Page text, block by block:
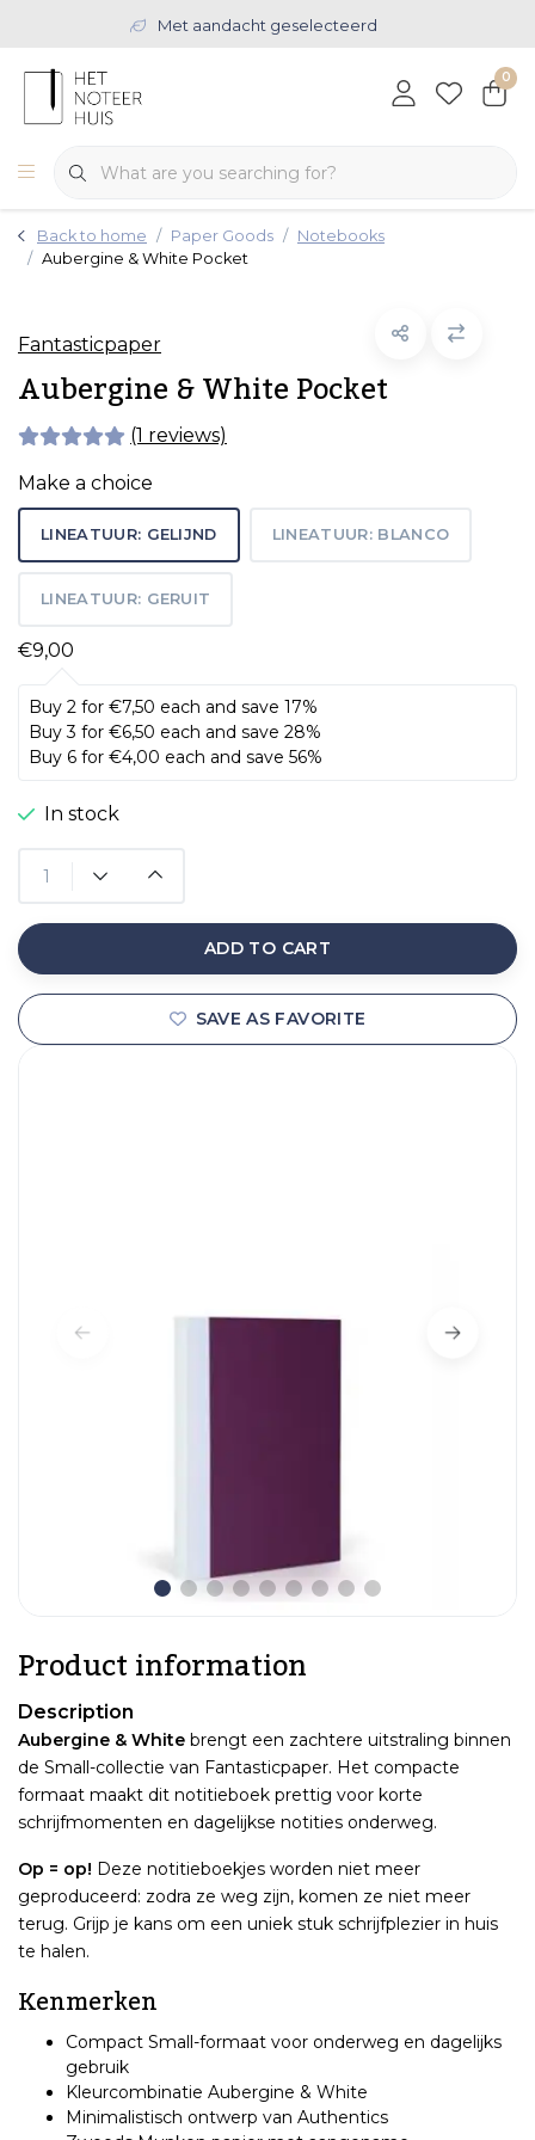
Met aandacht geselecteerd
0
Back to home Paper Goods
Notebooks
Aubergine & White Pocket
Fantasticpaper
Aubergine & White Pocket
(1 reviews)
Make a choice
LINEATUUR: GELIJND LINEATUUR: BLANCO
LINEATUUR: GERUIT
€9,00
Buy 2 for €7,50 each and save 17%
Buy 3 for €6,50 each and save 28%
Buy 6 for €4,00 each and save 56%
In stock
ADD TO CART
SAVE AS FAVORITE
Product information
Description
Aubergine & White brengt een zachtere uitstraling binnen
de Small-collectie van Fantasticpaper. Het compacte
formaat maakt dit notitieboek prettig voor korte
schrijfmomenten en dagelijkse notities onderweg.
Op = op! Deze notitieboekjes worden niet meer
geproduceerd: zodra ze weg zijn, komen ze niet meer
terug. Grijp je kans om een uniek stuk schrijfplezier in huis
te halen.
Kenmerken
Compact Small-formaat voor onderweg en dagelijks
gebruik
Kleurcombinatie Aubergine & White
Minimalistisch ontwerp van Authentics